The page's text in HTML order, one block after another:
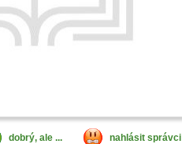
dobrý, ale ... nahlásit správci